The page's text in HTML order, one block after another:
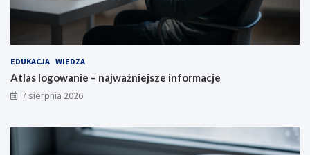
EDUKACJA WIEDZA
Atlas logowanie – najważniejsze informacje
7 sierpnia 2026